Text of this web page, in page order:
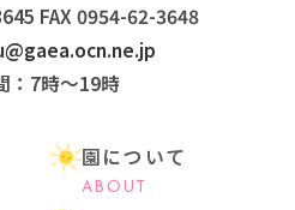
FAX 0954-62-3648
：7時〜19時
園について
ABOUT